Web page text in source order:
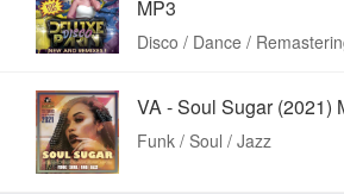
MP3
Disco / Dance /
VA - Soul Sugar (2021)
Funk / Soul / Jazz